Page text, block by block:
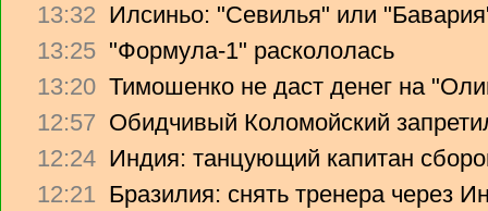
13:32 Илсиньо: "Севилья" или
13:25 "Формула-1" раскололась
13:20 Тимошенко не даст денег на
12:57 Обидчивый Коломойский
12:24 Индия: танцующий капитан
12:21 Бразилия: снять тренера через